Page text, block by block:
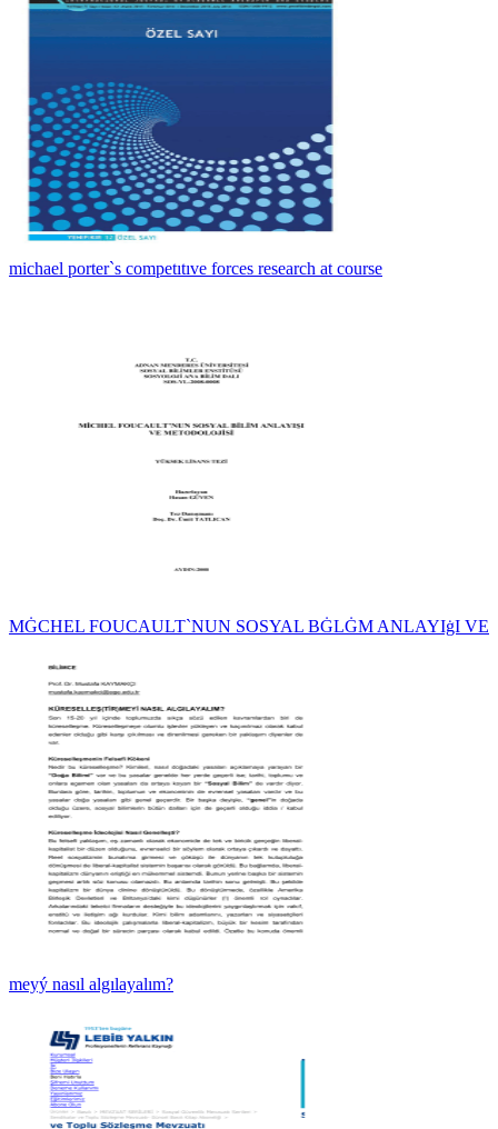
michael porter`s competıtıve forces research at course
MĠCHEL FOUCAULT`NUN SOSYAL BĠLĠM ANLAYIġI VE
meyý nasıl algılayalım?